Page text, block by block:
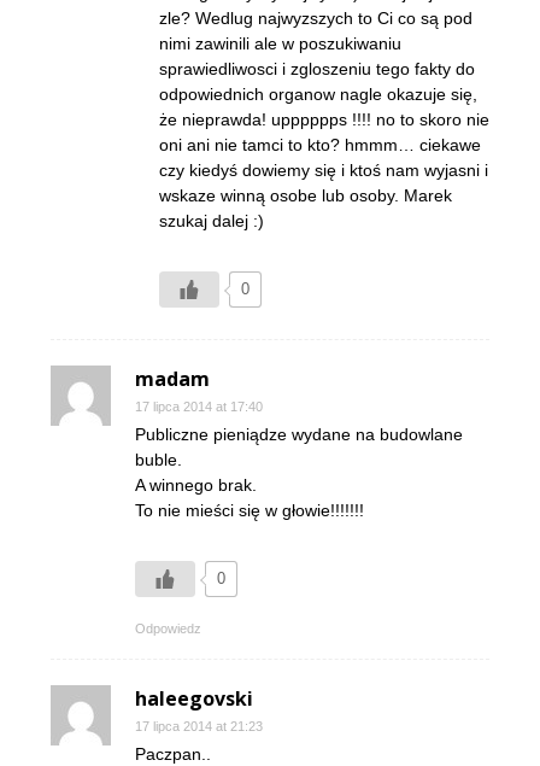
zle? Wedlug najwyzszych to Ci co są pod
nimi zawinili ale w poszukiwaniu
sprawiedliwosci i zgloszeniu tego fakty do
odpowiednich organow nagle okazuje się,
że nieprawda! upppppps !!!! no to skoro nie
oni ani nie tamci to kto? hmmm… ciekawe
czy kiedyś dowiemy się i ktoś nam wyjasni i
wskaze winną osobe lub osoby. Marek
szukaj dalej :)
0
madam
17 lipca 2014 at 17:40
Publiczne pieniądze wydane na budowlane
buble.
A winnego brak.
To nie mieści się w głowie!!!!!!!
0
Odpowiedz
haleegovski
17 lipca 2014 at 21:23
Paczpan..